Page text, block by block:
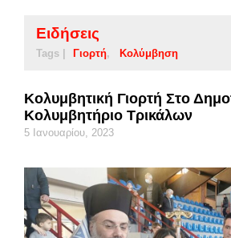
Ειδήσεις
Tags | Γιορτή Κολύμβηση
Κολυμβητική Γιορτή Στο
Κολυμβητήριο Τρικάλων
5 Ιανουαρίου, 2023